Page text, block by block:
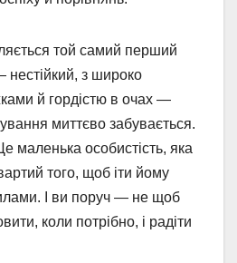
той самий перший
нестійкий, з широко
й гордістю в очах —
миттєво забувається.
маленька особистість, яка
того, щоб іти йому
І ви поруч — не щоб
коли потрібно, і радіти